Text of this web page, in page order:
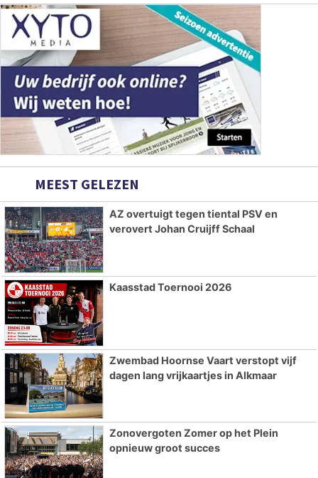
MEEST GELEZEN
AZ overtuigt tegen tiental PSV en
verovert Johan Cruijff Schaal
Kaasstad Toernooi 2026
Zwembad Hoornse Vaart verstopt vijf
dagen lang vrijkaartjes in Alkmaar
Zonovergoten Zomer op het Plein
opnieuw groot succes